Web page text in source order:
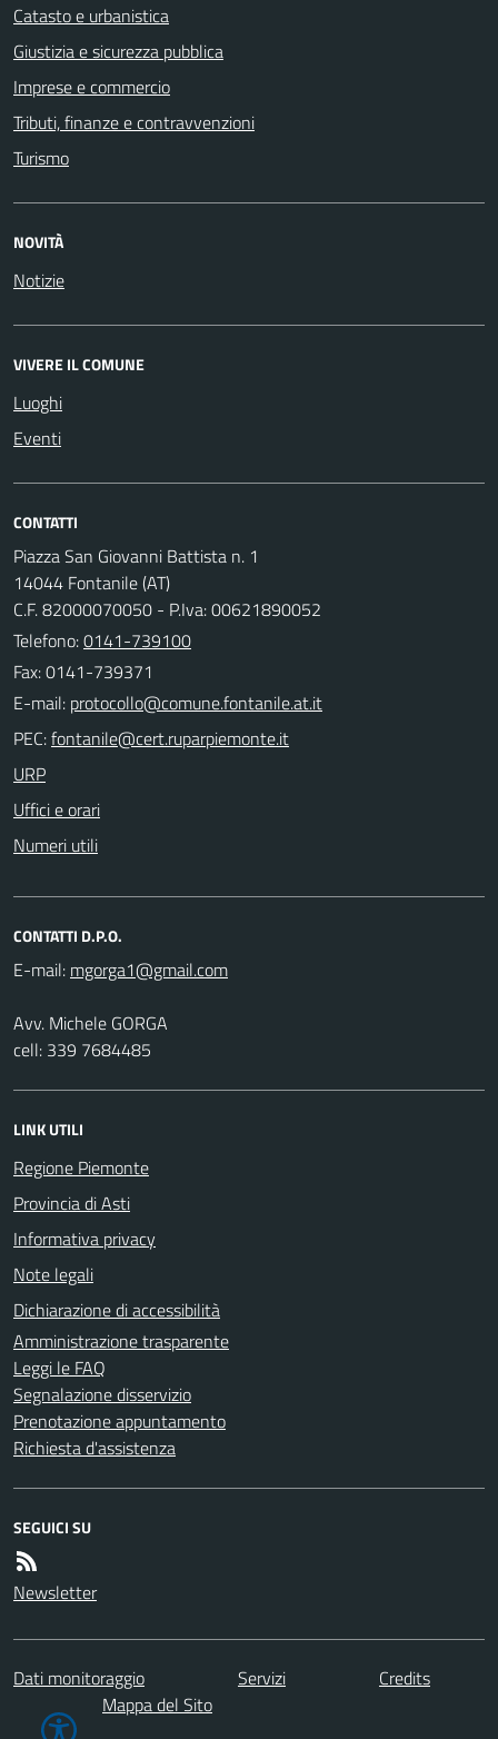
Catasto e urbanistica
Giustizia e sicurezza pubblica
Imprese e commercio
Tributi, finanze e contravvenzioni
Turismo
NOVITÀ
Notizie
VIVERE IL COMUNE
Luoghi
Eventi
CONTATTI
Piazza San Giovanni Battista n. 1
14044 Fontanile (AT)
C.F. 82000070050 - P.Iva: 00621890052
Telefono:0141-739100
Fax: 0141-739371
E-mail:
PEC:
URP
Uffici e orari
Numeri utili
CONTATTI D.P.O.
E-mail:
Avv. Michele GORGA
cell: 339 7684485
LINK UTILI
Regione Piemonte
Provincia di Asti
Informativa privacy
Note legali
Dichiarazione di accessibilità
Amministrazione trasparente
Leggi le FAQ
Segnalazione disservizio
Prenotazione appuntamento
Richiesta d'assistenza
SEGUICI SU
Newsletter
Dati monitoraggio Servizi
Credits
Mappa del Sito